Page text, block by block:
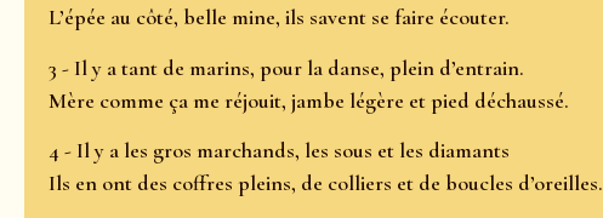
L’épée au côté, belle mine, ils savent se faire écouter.
3 - Il y a tant de marins, pour la danse, plein d’entrain.
Mère comme ça me réjouit, jambe légère et pied déchaussé.
4 - Il y a les gros marchands, les sous et les diamants
Ils en ont des coffres pleins, de colliers et de boucles d’oreilles.